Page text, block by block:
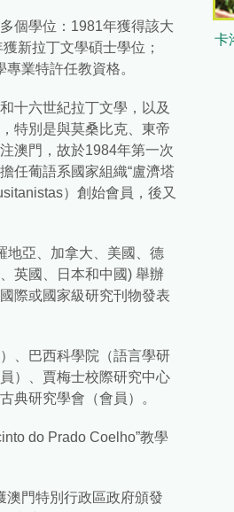
卡
個學位：1981年獲得該大
新拉丁文學碩士學位；
業特許任教資格。
十六世紀拉丁文學，以及
特別是與莫桑比克、東帝
澳門，故於1984年第一次
任葡語系國家組織“盧濟塔
）創始會員，後又
地亞、加拿大、美國、德
英國、日本和中國) 舉辦
際或國家級研究刊物發表
、巴西科學院（語言學研
）、賈梅士校際研究中心
典研究學會（會員）。
do Prado Coelho”教學
澳門特別行政區政府頒發